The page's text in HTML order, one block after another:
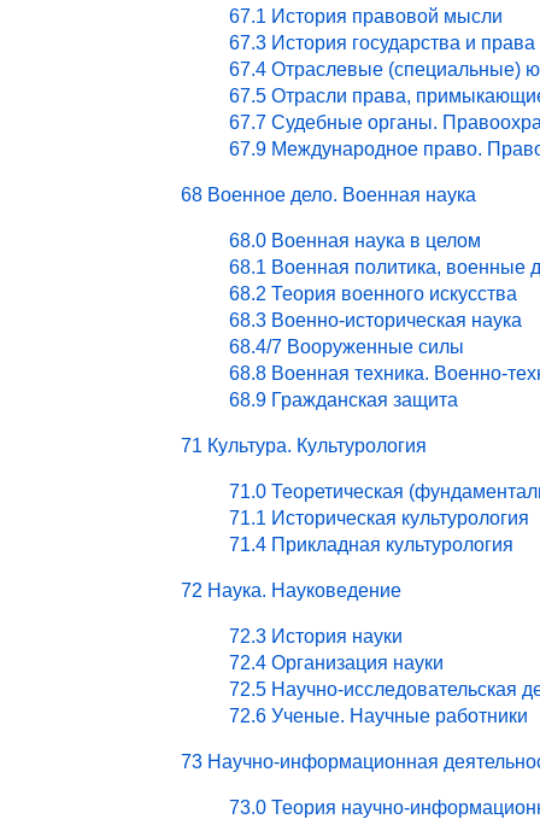
67.1 История правовой мысли
67.3 История государства и права
67.4 Отраслевые (специальные)
67.5 Отрасли права,
67.7 Судебные органы.
67.9 Международное право.
68 Военное дело. Военная наука
68.0 Военная наука в целом
68.1 Военная политика, военные
68.2 Теория военного искусства
68.3 Военно-историческая наука
68.4/7 Вооруженные силы
68.8 Военная техника. Военно-
68.9 Гражданская защита
71 Культура. Культурология
71.0 Теоретическая
71.1 Историческая культурология
71.4 Прикладная культурология
72 Наука. Науковедение
72.3 История науки
72.4 Организация науки
72.5 Научно-исследовательская
72.6 Ученые. Научные работники
73 Научно-информационная
73.0 Теория научно-